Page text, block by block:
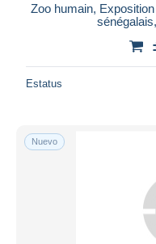
Zoo humain,
Estatus
Nuevo